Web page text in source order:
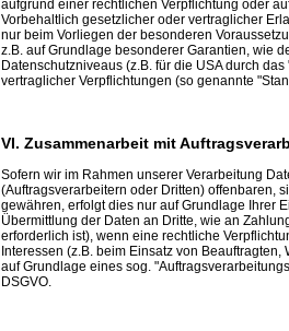
aufgrund einer rechtlichen Verpflichtung oder
Vorbehaltlich gesetzlicher oder vertraglicher
nur beim Vorliegen der besonderen
z.B. auf Grundlage besonderer Garantien, wie
Datenschutzniveaus (z.B. für die USA durch
vertraglicher Verpflichtungen (so genannte
VI. Zusammenarbeit mit
Sofern wir im Rahmen unserer Verarbeitung
(Auftragsverarbeitern oder Dritten) offenbaren,
gewähren, erfolgt dies nur auf Grundlage Ihrer
Übermittlung der Daten an Dritte, wie an
erforderlich ist), wenn eine rechtliche
Interessen (z.B. beim Einsatz von
auf Grundlage eines sog.
DSGVO.